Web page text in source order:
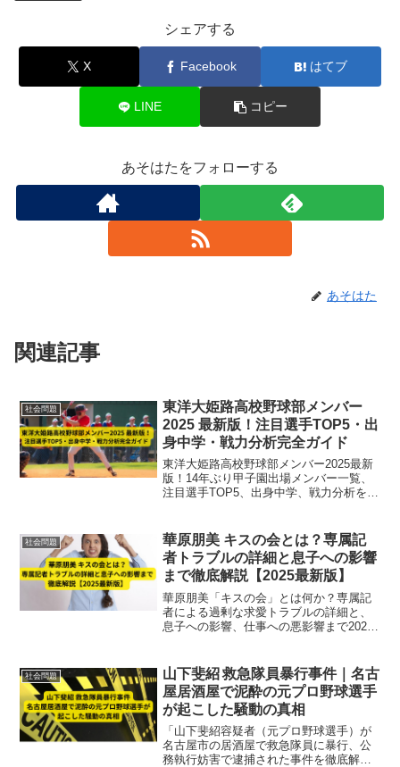
シェアする
X Facebook はてブ
LINE コピー
あそはたをフォローする
あそはた
関連記事
社会問題
東洋大姫路高校野球部メンバー
2025 最新版！注目選手TOP5・出
身中学・戦力分析完全ガイド
東洋大姫路高校野球部メンバー2025最新
版！14年ぶり甲子園出場メンバー一覧、
注目選手TOP5、出身中学、戦力分析を完
社会問題
華原朋美 キスの会とは？専属記
者トラブルの詳細と息子への影響
まで徹底解説【2025最新版】
華原朋美「キスの会」とは何か？専属記
者による過剰な求愛トラブルの詳細と、
息子への影響、仕事への悪影響まで2025
社会問題
山下斐紹 救急隊員暴行事件｜名古
屋居酒屋で泥酔の元プロ野球選手
が起こした騒動の真相
「山下斐紹容疑者（元プロ野球選手）が
名古屋市の居酒屋で救急隊員に暴行、公
務執行妨害で逮捕された事件を徹底解